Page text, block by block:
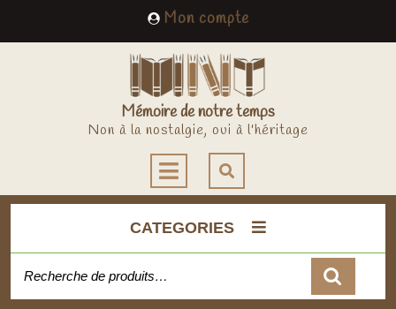
Mon compteMy
Account
Mémoire de notre temps
Non à la nostalgie, oui à l'héritage
Open
Button
CATEGORIES